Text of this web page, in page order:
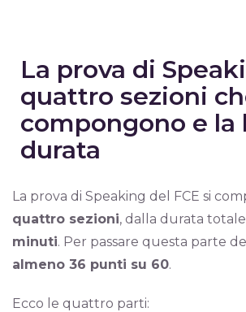
La prova di
quattro sezioni
compongono e la
durata
La prova di Speaking del FCE si
quattro sezioni, dalla durata
minuti. Per passare questa parte
almeno 36 punti su 60.
Ecco le quattro parti: